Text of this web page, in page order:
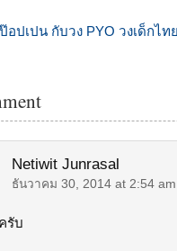
อปเปน กับวง PYO วงเด็กไ
Netiwit Junrasal
ธันวาคม 30, 2014 at 2:54 am
รับ